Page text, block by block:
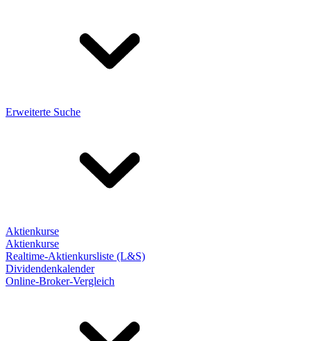
Erweiterte Suche
Aktienkurse
Aktienkurse
Realtime-Aktienkursliste (L&S)
Dividendenkalender
Online-Broker-Vergleich